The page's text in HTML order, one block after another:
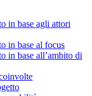
in base agli attori
in base al focus
in base all’ambito di